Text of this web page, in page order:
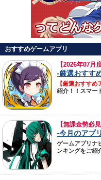
おすすめゲームアプリ
【2026年07月
-厳選おすす
【厳選おすすめ
紹介！！スマー
【無課金勢必
-今月のアプ
ゲームアプリナ
ンキングをご紹